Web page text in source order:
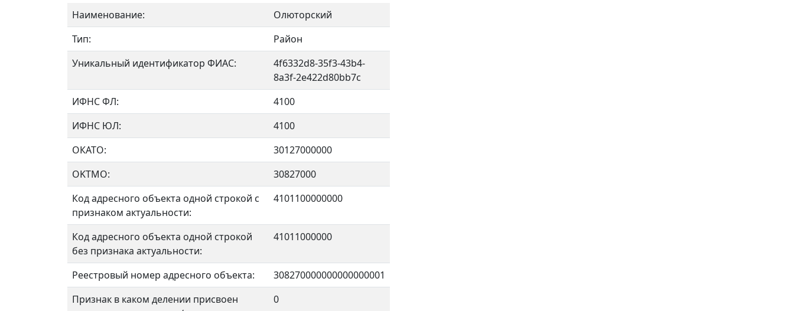
Наименование:
Олюторский
Тип:
Район
Уникальный идентификатор ФИАС:
4f6332d8-35f3-43b4-
8a3f-2e422d80bb7c
ИФНС ФЛ:
4100
ИФНС ЮЛ:
4100
ОКАТО:
30127000000
OKTMO:
30827000
Код адресного объекта одной строкой с
признаком актуальности:
4101100000000
Код адресного объекта одной строкой
без признака актуальности:
41011000000
Реестровый номер адресного объекта:
308270000000000000001
Признак в каком делении присвоен
0